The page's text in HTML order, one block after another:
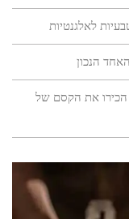
לאלגנטיות
הנכון
הכירו את הקסם של